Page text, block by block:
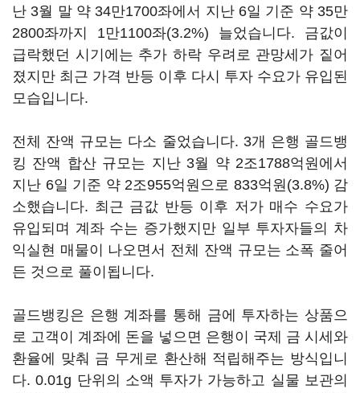
난 3월 말 약 34만1700좌에서 지난 6일 기준 약 35만
2800좌까지 1만1100좌(3.2%) 늘었습니다. 금값이
급락했던 시기에는 추가 하락 우려로 관망세가 짙어
졌지만 최근 가격 반등 이후 다시 투자 수요가 유입된
모습입니다.
전체 잔액 규모는 다소 줄었습니다. 3개 은행 골드뱅
킹 잔액 합산 규모는 지난 3월 약 2조1788억원에서
지난 6일 기준 약 2조955억원으로 833억원(3.8%) 감
소했습니다. 최근 금값 반등 이후 저가 매수 수요가
유입되며 계좌 수는 증가했지만 일부 투자자들의 차
익실현 매물이 나오면서 전체 잔액 규모는 소폭 줄어
든 것으로 풀이됩니다.
골드뱅킹은 은행 계좌를 통해 금에 투자하는 상품으
로 고객이 계좌에 돈을 넣으면 은행이 국제 금 시세와
환율에 맞춰 금 무게로 환산해 적립해주는 방식입니
다. 0.01g 단위의 소액 투자가 가능하고 실물 보관의